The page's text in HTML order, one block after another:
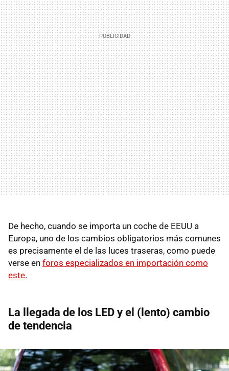
De hecho, cuando se importa un coche de EEUU a
Europa, uno de los cambios obligatorios más comunes
es precisamente el de las luces traseras, como puede
verse en foros especializados en importación como
este.
La llegada de los LED y el (lento) cambio
de tendencia